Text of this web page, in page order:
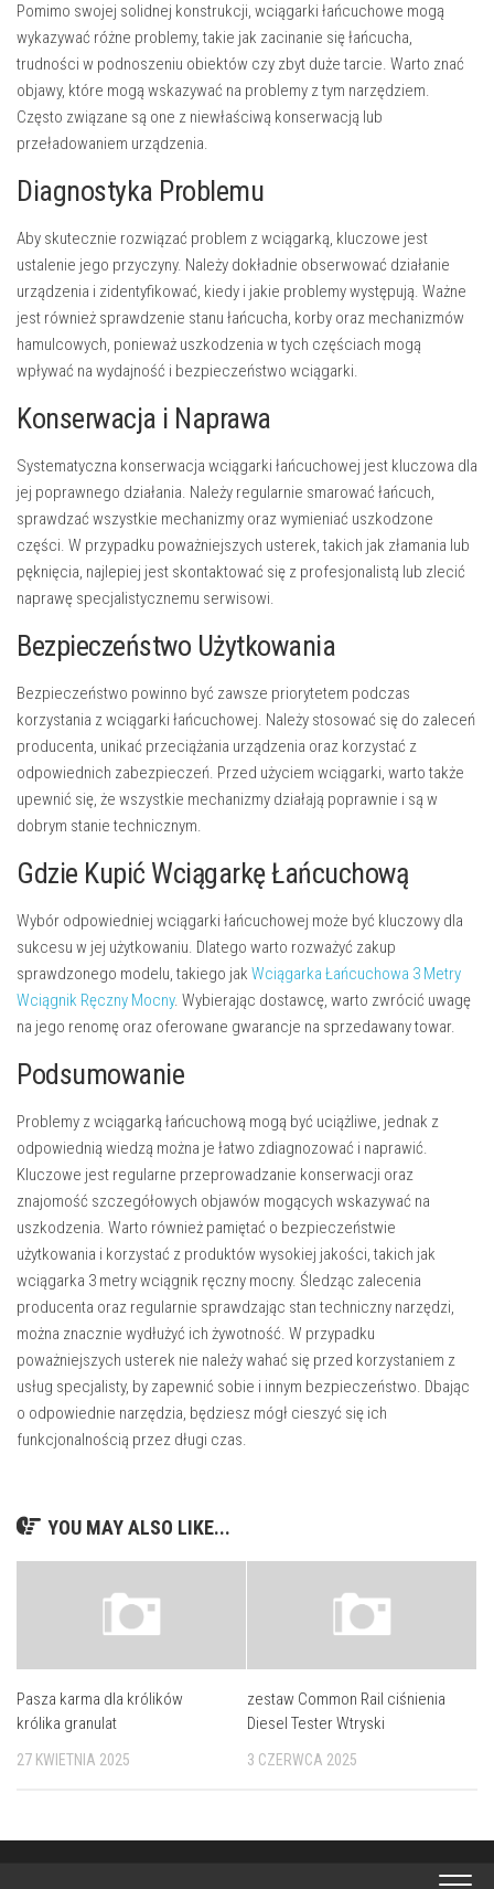
Pomimo swojej solidnej konstrukcji, wciągarki łańcuchowe mogą
wykazywać różne problemy, takie jak zacinanie się łańcucha,
trudności w podnoszeniu obiektów czy zbyt duże tarcie. Warto znać
objawy, które mogą wskazywać na problemy z tym narzędziem.
Często związane są one z niewłaściwą konserwacją lub
przeładowaniem urządzenia.
Diagnostyka Problemu
Aby skutecznie rozwiązać problem z wciągarką, kluczowe jest
ustalenie jego przyczyny. Należy dokładnie obserwować działanie
urządzenia i zidentyfikować, kiedy i jakie problemy występują. Ważne
jest również sprawdzenie stanu łańcucha, korby oraz mechanizmów
hamulcowych, ponieważ uszkodzenia w tych częściach mogą
wpływać na wydajność i bezpieczeństwo wciągarki.
Konserwacja i Naprawa
Systematyczna konserwacja wciągarki łańcuchowej jest kluczowa dla
jej poprawnego działania. Należy regularnie smarować łańcuch,
sprawdzać wszystkie mechanizmy oraz wymieniać uszkodzone
części. W przypadku poważniejszych usterek, takich jak złamania lub
pęknięcia, najlepiej jest skontaktować się z profesjonalistą lub zlecić
naprawę specjalistycznemu serwisowi.
Bezpieczeństwo Użytkowania
Bezpieczeństwo powinno być zawsze priorytetem podczas
korzystania z wciągarki łańcuchowej. Należy stosować się do zaleceń
producenta, unikać przeciążania urządzenia oraz korzystać z
odpowiednich zabezpieczeń. Przed użyciem wciągarki, warto także
upewnić się, że wszystkie mechanizmy działają poprawnie i są w
dobrym stanie technicznym.
Gdzie Kupić Wciągarkę Łańcuchową
Wybór odpowiedniej wciągarki łańcuchowej może być kluczowy dla
sukcesu w jej użytkowaniu. Dlatego warto rozważyć zakup
sprawdzonego modelu, takiego jak Wciągarka Łańcuchowa 3 Metry
Wciągnik Ręczny Mocny. Wybierając dostawcę, warto zwrócić uwagę
na jego renomę oraz oferowane gwarancje na sprzedawany towar.
Podsumowanie
Problemy z wciągarką łańcuchową mogą być uciążliwe, jednak z
odpowiednią wiedzą można je łatwo zdiagnozować i naprawić.
Kluczowe jest regularne przeprowadzanie konserwacji oraz
znajomość szczegółowych objawów mogących wskazywać na
uszkodzenia. Warto również pamiętać o bezpieczeństwie
użytkowania i korzystać z produktów wysokiej jakości, takich jak
wciągarka 3 metry wciągnik ręczny mocny. Śledząc zalecenia
producenta oraz regularnie sprawdzając stan techniczny narzędzi,
można znacznie wydłużyć ich żywotność. W przypadku
poważniejszych usterek nie należy wahać się przed korzystaniem z
usług specjalisty, by zapewnić sobie i innym bezpieczeństwo. Dbając
o odpowiednie narzędzia, będziesz mógł cieszyć się ich
funkcjonalnością przez długi czas.
YOU MAY ALSO LIKE...
Pasza karma dla królików
królika granulat
27 KWIETNIA 2025
zestaw Common Rail ciśnienia
Diesel Tester Wtryski
3 CZERWCA 2025